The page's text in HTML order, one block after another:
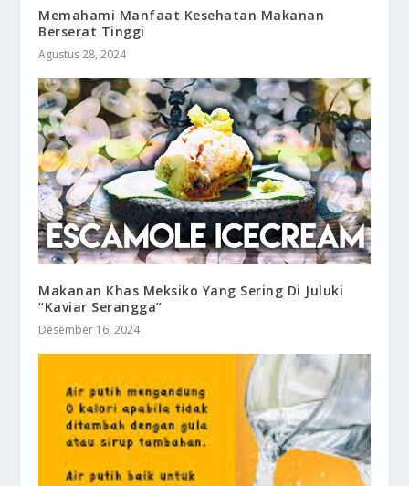
Memahami Manfaat Kesehatan Makanan
Berserat Tinggi
Agustus 28, 2024
Makanan Khas Meksiko Yang Sering Di Juluki
“Kaviar Serangga”
Desember 16, 2024